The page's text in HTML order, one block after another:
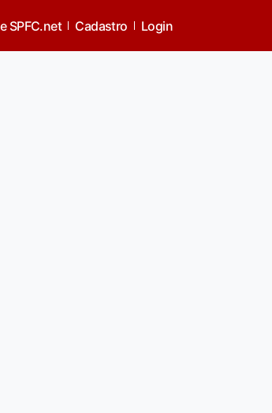
SPFC.net Cadastro Login